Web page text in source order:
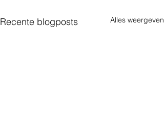
Recente blogposts Alles weergeven